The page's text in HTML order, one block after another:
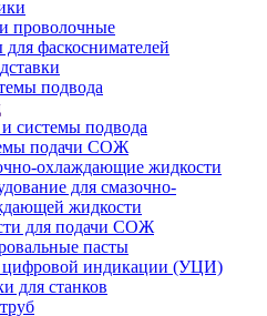
проволочные
для фаскоснимателей
подвода
системы подвода
подачи СОЖ
охлаждающие жидкости
для смазочно-
жидкости
для подачи СОЖ
пасты
цифровой индикации (УЦИ)
для станков